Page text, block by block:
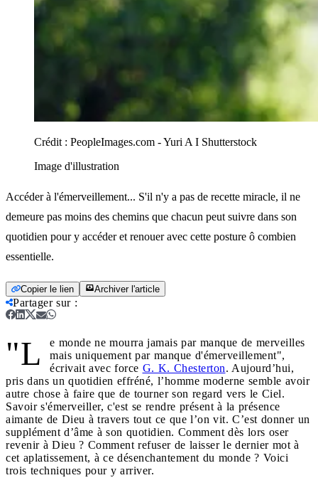
Crédit : PeopleImages.com - Yuri A I Shutterstock
Image d'illustration
Accéder à l'émerveillement... S'il n'y a pas de recette miracle, il ne
demeure pas moins des chemins que chacun peut suivre dans son
quotidien pour y accéder et renouer avec cette posture ô combien
essentielle.
Copier le lien Archiver l'article
Partager sur:
"L
e monde ne mourra jamais par manque de merveilles
mais uniquement par manque d'émerveillement",
écrivait avec force G. K. Chesterton. Aujourd’hui,
pris dans un quotidien effréné, l’homme moderne semble avoir
autre chose à faire que de tourner son regard vers le Ciel.
Savoir s'émerveiller, c'est se rendre présent à la présence
aimante de Dieu à travers tout ce que l’on vit. C’est donner un
supplément d’âme à son quotidien. Comment dès lors oser
revenir à Dieu ? Comment refuser de laisser le dernier mot à
cet aplatissement, à ce désenchantement du monde ? Voici
trois techniques pour y arriver.